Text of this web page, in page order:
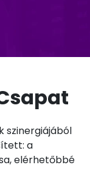
szinergiájából
a
elérhetőbbé